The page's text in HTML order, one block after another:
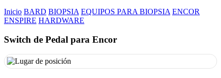
Inicio BARD BIOPSIA EQUIPOS PARA BIOPSIA ENCOR
ENSPIRE HARDWARE
Switch de Pedal para Encor